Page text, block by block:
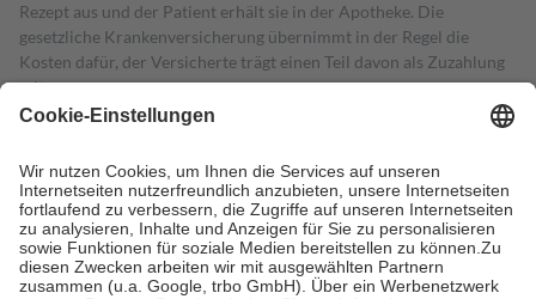
Rezept aus und der Patient erhält sie in der Apotheke. Die
gesetzliche Krankenversicherung übernimmt in der Regel die
Kosten dafür, der Versicherte trägt einen Teil davon als Zuzahlung
mit.
Grundsätzlich leisten Mitglieder Zuzahlungen in Höhe von zehn
höchstens zehn Euro.
Es sind jedoch nie mehr als die tatsächlichen
Kosten der Leistung zu entrichten.
Diese Regeln gelten grundsätzlich auch für Online-Apotheken.
Bei Heilmitteln und häuslicher Krankenpflege beträgt die
Zuzahlung zehn Prozent der Kosten sowie zehn Euro je
Verordnung.